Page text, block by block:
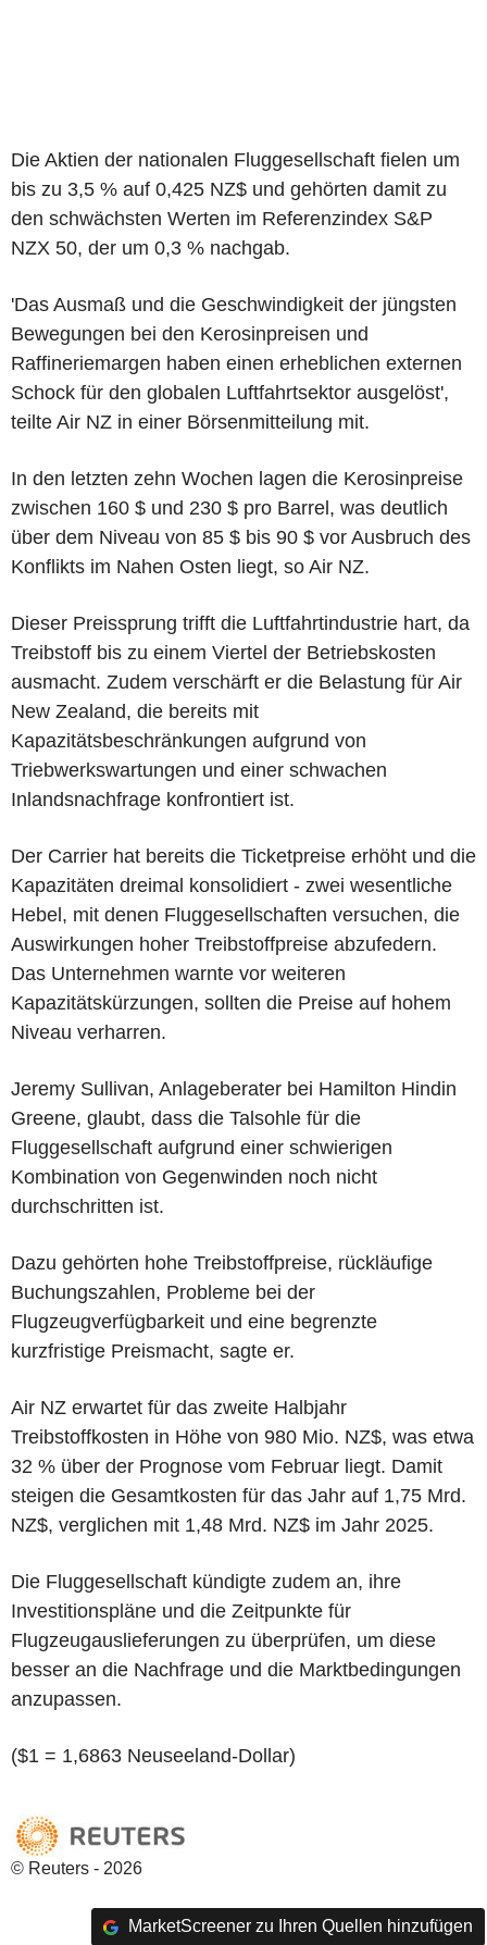
Die Aktien der nationalen Fluggesellschaft fielen um
bis zu 3,5 % auf 0,425 NZ$ und gehörten damit zu
den schwächsten Werten im Referenzindex S&P
NZX 50, der um 0,3 % nachgab.
'Das Ausmaß und die Geschwindigkeit der jüngsten
Bewegungen bei den Kerosinpreisen und
Raffineriemargen haben einen erheblichen externen
Schock für den globalen Luftfahrtsektor ausgelöst',
teilte Air NZ in einer Börsenmitteilung mit.
In den letzten zehn Wochen lagen die Kerosinpreise
zwischen 160 $ und 230 $ pro Barrel, was deutlich
über dem Niveau von 85 $ bis 90 $ vor Ausbruch des
Konflikts im Nahen Osten liegt, so Air NZ.
Dieser Preissprung trifft die Luftfahrtindustrie hart, da
Treibstoff bis zu einem Viertel der Betriebskosten
ausmacht. Zudem verschärft er die Belastung für Air
New Zealand, die bereits mit
Kapazitätsbeschränkungen aufgrund von
Triebwerkswartungen und einer schwachen
Inlandsnachfrage konfrontiert ist.
Der Carrier hat bereits die Ticketpreise erhöht und die
Kapazitäten dreimal konsolidiert - zwei wesentliche
Hebel, mit denen Fluggesellschaften versuchen, die
Auswirkungen hoher Treibstoffpreise abzufedern.
Das Unternehmen warnte vor weiteren
Kapazitätskürzungen, sollten die Preise auf hohem
Niveau verharren.
Jeremy Sullivan, Anlageberater bei Hamilton Hindin
Greene, glaubt, dass die Talsohle für die
Fluggesellschaft aufgrund einer schwierigen
Kombination von Gegenwinden noch nicht
durchschritten ist.
Dazu gehörten hohe Treibstoffpreise, rückläufige
Buchungszahlen, Probleme bei der
Flugzeugverfügbarkeit und eine begrenzte
kurzfristige Preismacht, sagte er.
Air NZ erwartet für das zweite Halbjahr
Treibstoffkosten in Höhe von 980 Mio. NZ$, was etwa
32 % über der Prognose vom Februar liegt. Damit
steigen die Gesamtkosten für das Jahr auf 1,75 Mrd.
NZ$, verglichen mit 1,48 Mrd. NZ$ im Jahr 2025.
Die Fluggesellschaft kündigte zudem an, ihre
Investitionspläne und die Zeitpunkte für
Flugzeugauslieferungen zu überprüfen, um diese
besser an die Nachfrage und die Marktbedingungen
anzupassen.
($1 = 1,6863 Neuseeland-Dollar)
© Reuters - 2026
MarketScreener zu Ihren Quellen hinzufügen